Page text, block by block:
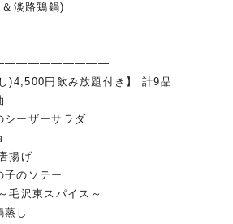
淡路鶏鍋)
)4,500円飲み放題付き】 計9品
シーザーサラダ
揚げ
子のソテー
毛沢東スパイス～
蒸し